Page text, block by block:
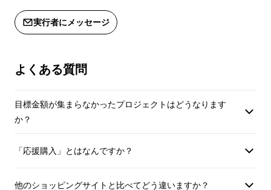
など変わる事もございます。
※肉球はどちらも「ピンク」でお届けになりま
お届の時期
なった時点で作成に取りかかり、お 届け時期
実行者にメッセージ
よくある質問
目標金額が集まらなかったプロジェクトはどうなります
か？
「応援購入」とはなんですか？
他のショッピングサイトと比べてどう違いますか？